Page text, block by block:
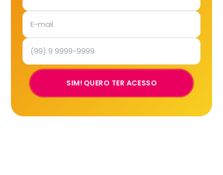
SIM! QUERO TER ACESSO